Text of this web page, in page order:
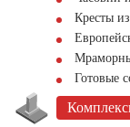
Кресты
Готовые